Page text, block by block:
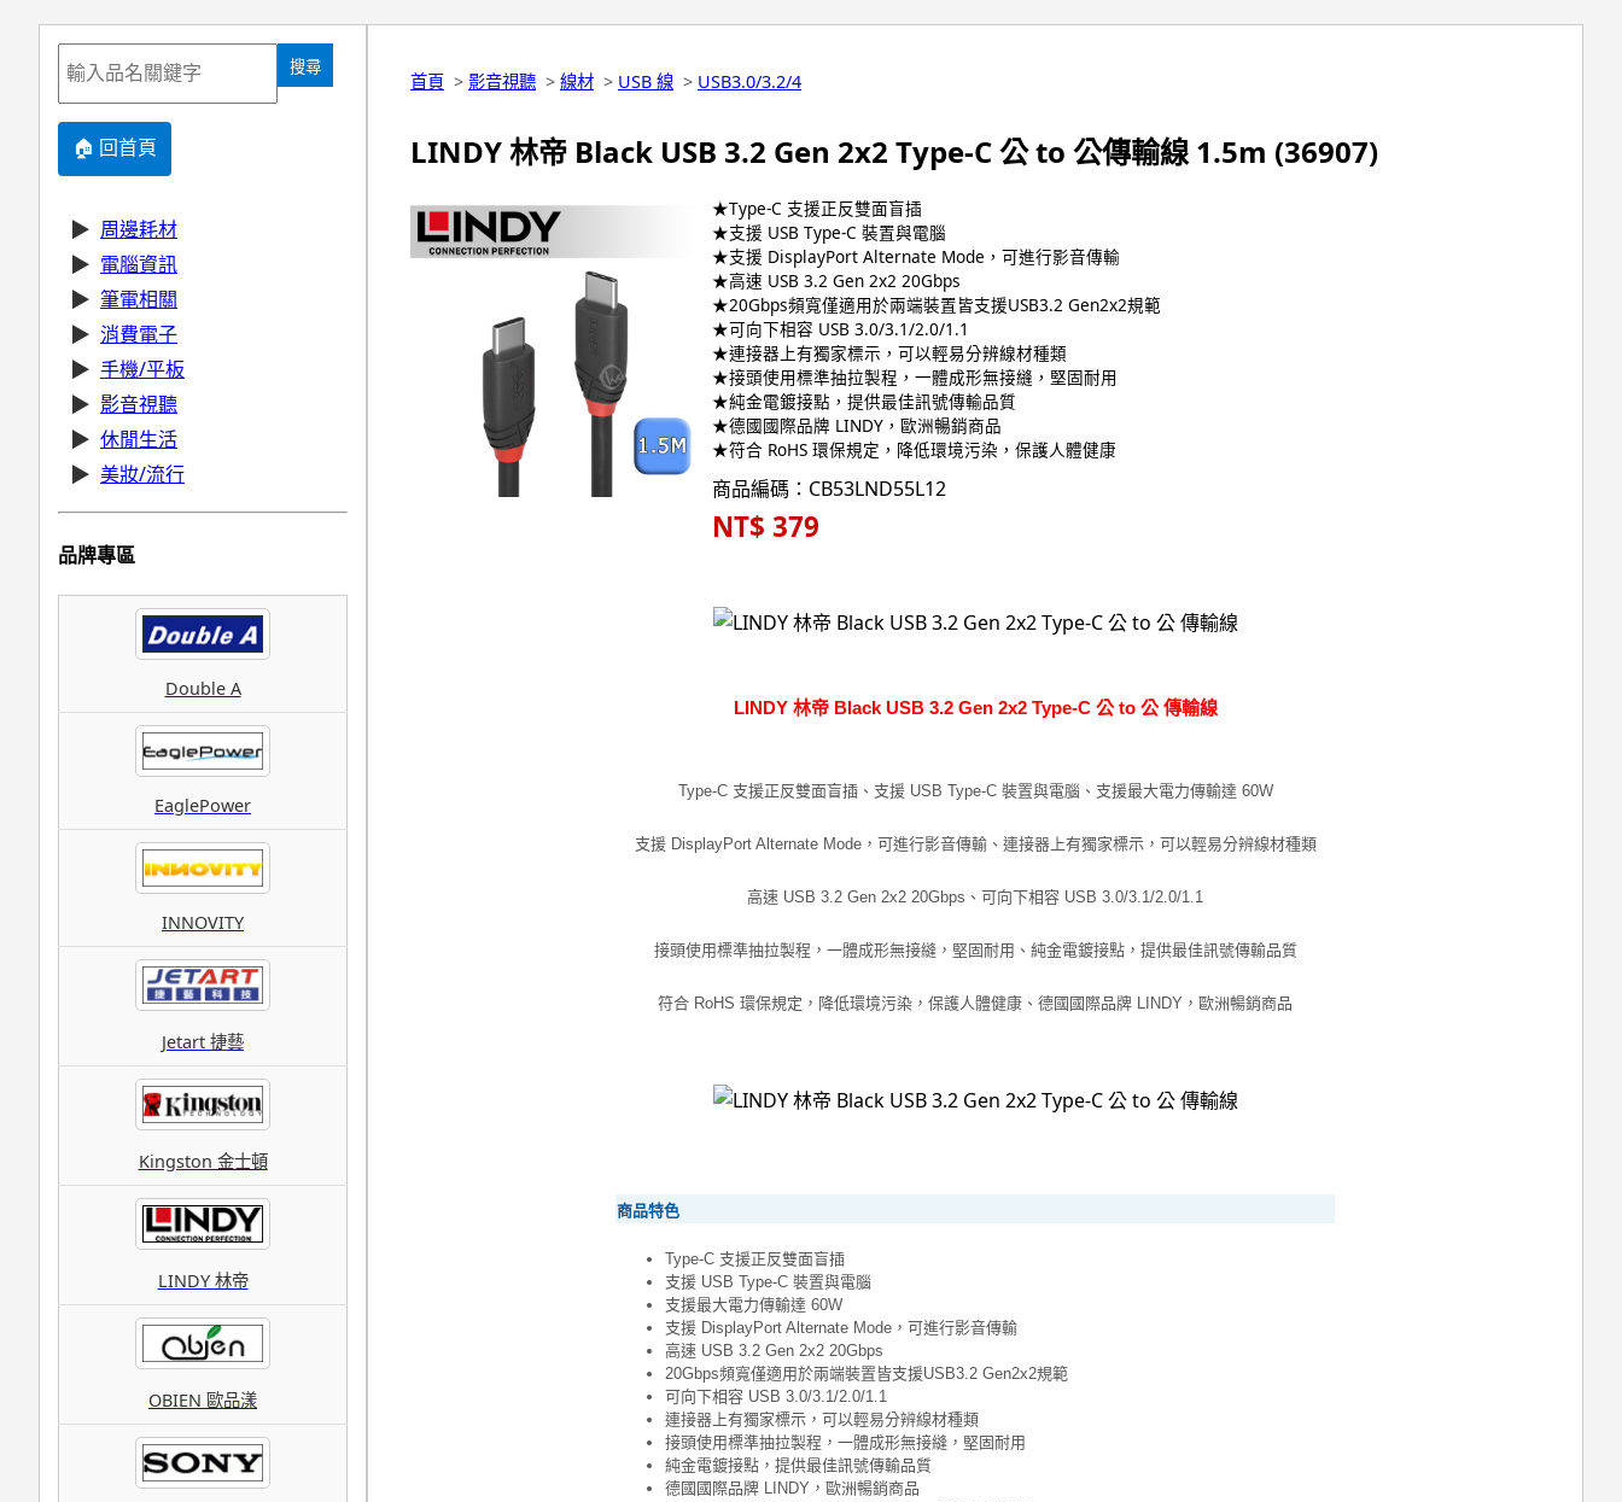
搜尋
🏠 回首頁
▶ 周邊耗材
▶ 電腦資訊
▶ 筆電相關
▶ 消費電子
▶ 手機/平板
▶ 影音視聽
▶ 休閒生活
▶ 美妝/流行
品牌專區
Double A
EaglePower
INNOVITY
Jetart 捷藝
Kingston 金士頓
LINDY 林帝
OBIEN 歐品漾
首頁 > 影音視聽 > 線材 > USB 線 > USB3.0/3.2/4
LINDY 林帝 Black USB 3.2 Gen 2x2 Type-C 公 to 公傳輸線 1.5m (36907)
★Type-C 支援正反雙面盲插
★支援 USB Type-C 裝置與電腦
★支援 DisplayPort Alternate Mode，可進行影音傳輸
★高速 USB 3.2 Gen 2x2 20Gbps
★20Gbps頻寬僅適用於兩端裝置皆支援USB3.2 Gen2x2規範
★可向下相容 USB 3.0/3.1/2.0/1.1
★連接器上有獨家標示，可以輕易分辨線材種類
★接頭使用標準抽拉製程，一體成形無接縫，堅固耐用
★純金電鍍接點，提供最佳訊號傳輸品質
★德國國際品牌 LINDY，歐洲暢銷商品
★符合 RoHS 環保規定，降低環境污染，保護人體健康
商品編碼：CB53LND55L12
NT$ 379
LINDY 林帝 Black USB 3.2 Gen 2x2 Type-C 公 to 公 傳輸線
Type-C 支援正反雙面盲插、支援 USB Type-C 裝置與電腦、支援最大電力傳輸達 60W
支援 DisplayPort Alternate Mode，可進行影音傳輸、連接器上有獨家標示，可以輕易分辨線材種類
高速 USB 3.2 Gen 2x2 20Gbps、可向下相容 USB 3.0/3.1/2.0/1.1
接頭使用標準抽拉製程，一體成形無接縫，堅固耐用、純金電鍍接點，提供最佳訊號傳輸品質
符合 RoHS 環保規定，降低環境污染，保護人體健康、德國國際品牌 LINDY，歐洲暢銷商品
商品特色
Type-C 支援正反雙面盲插
支援 USB Type-C 裝置與電腦
支援最大電力傳輸達 60W
支援 DisplayPort Alternate Mode，可進行影音傳輸
高速 USB 3.2 Gen 2x2 20Gbps
20Gbps頻寬僅適用於兩端裝置皆支援USB3.2 Gen2x2規範
可向下相容 USB 3.0/3.1/2.0/1.1
連接器上有獨家標示，可以輕易分辨線材種類
接頭使用標準抽拉製程，一體成形無接縫，堅固耐用
純金電鍍接點，提供最佳訊號傳輸品質
德國國際品牌 LINDY，歐洲暢銷商品